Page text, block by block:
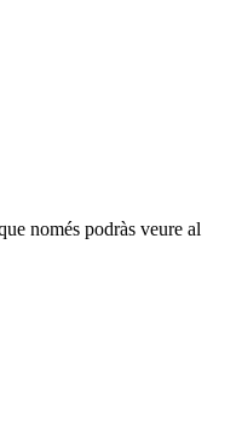
només podràs veure al